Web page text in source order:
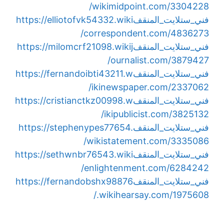
wikimidpoint.com/3304228/
فني_ستلايت_المنقفhttps://elliotofvk54332.wiki
correspondent.com/4836273/
فني_ستلايت_المنقفhttps://milomcrf21098.wikij
ournalist.com/3879427/
فني_ستلايت_المنقفhttps://fernandoibti43211.w
ikinewspaper.com/2337062/
فني_ستلايت_المنقفhttps://cristianctkz00998.w
ikipublicist.com/3825132/
فني_ستلايت_المنقفhttps://stephenypes77654.
wikistatement.com/3335086/
فني_ستلايت_المنقفhttps://sethwnbr76543.wiki
enlightenment.com/6284242/
فني_ستلايت_المنقفhttps://fernandobshx98876
.wikihearsay.com/1975608/